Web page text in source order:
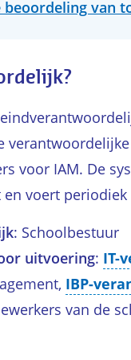
beoordeling van
voor IAM. De
en voert
: Schoolbestuur
uitvoering: IT-
IBP-
van de